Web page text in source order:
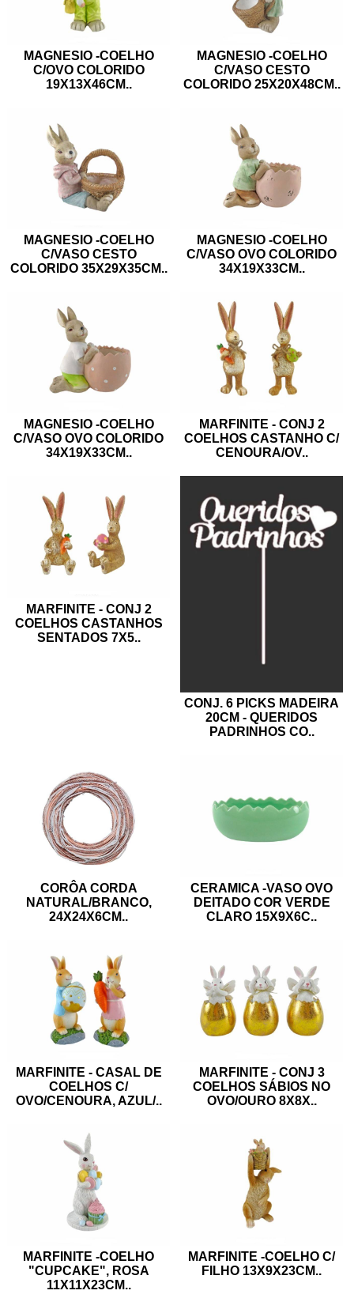
MAGNESIO -COELHO
C/OVO COLORIDO
19X13X46CM..
MAGNESIO -COELHO
C/VASO CESTO
COLORIDO 25X20X48CM..
MAGNESIO -COELHO
C/VASO CESTO
COLORIDO 35X29X35CM..
MAGNESIO -COELHO
C/VASO OVO COLORIDO
34X19X33CM..
MAGNESIO -COELHO
C/VASO OVO COLORIDO
34X19X33CM..
MARFINITE - CONJ 2
COELHOS CASTANHO C/
CENOURA/OV..
MARFINITE - CONJ 2
COELHOS CASTANHOS
SENTADOS 7X5..
CONJ. 6 PICKS MADEIRA
20CM - QUERIDOS
PADRINHOS CO..
CORÔA CORDA
NATURAL/BRANCO,
24X24X6CM..
CERAMICA -VASO OVO
DEITADO COR VERDE
CLARO 15X9X6C..
MARFINITE - CASAL DE
COELHOS C/
OVO/CENOURA, AZUL/..
MARFINITE - CONJ 3
COELHOS SÁBIOS NO
OVO/OURO 8X8X..
MARFINITE -COELHO
"CUPCAKE", ROSA
11X11X23CM..
MARFINITE -COELHO C/
FILHO 13X9X23CM..